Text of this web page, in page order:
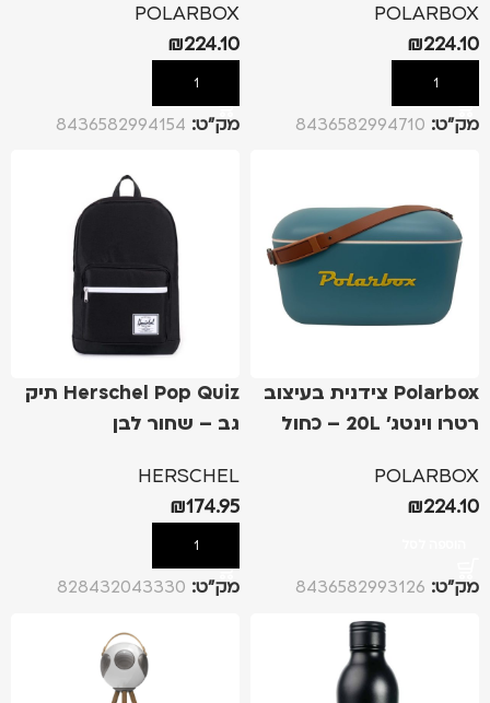
POLARBOX
₪224.10
הוספה לסל
מק”ט: 8436582994710
POLARBOX
₪224.10
הוספה לסל
מק”ט: 8436582994154
Polarbox צידנית בעיצוב
רטרו וינטג' 20L – כחול
POLARBOX
₪224.10
מק”ט: 8436582993126
Herschel Pop Quiz תיק
גב – שחור לבן
HERSCHEL
₪174.95
הוספה לסל
מק”ט: 828432043330